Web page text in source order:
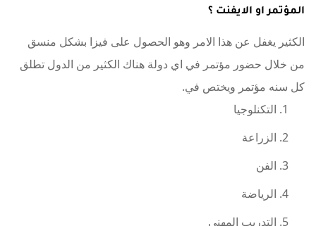
المؤتمر او الايفنت ؟
الكثير يغفل عن هذا الامر وهو الحصول على فيزا بشكل منسق
من خلال حضور مؤتمر في اي دولة هناك الكثير من الدول تطلق
كل سنه مؤتمر ويختص في.
التكنلوجيا
الزراعة
الفن
الرياضة
التدريب المهني